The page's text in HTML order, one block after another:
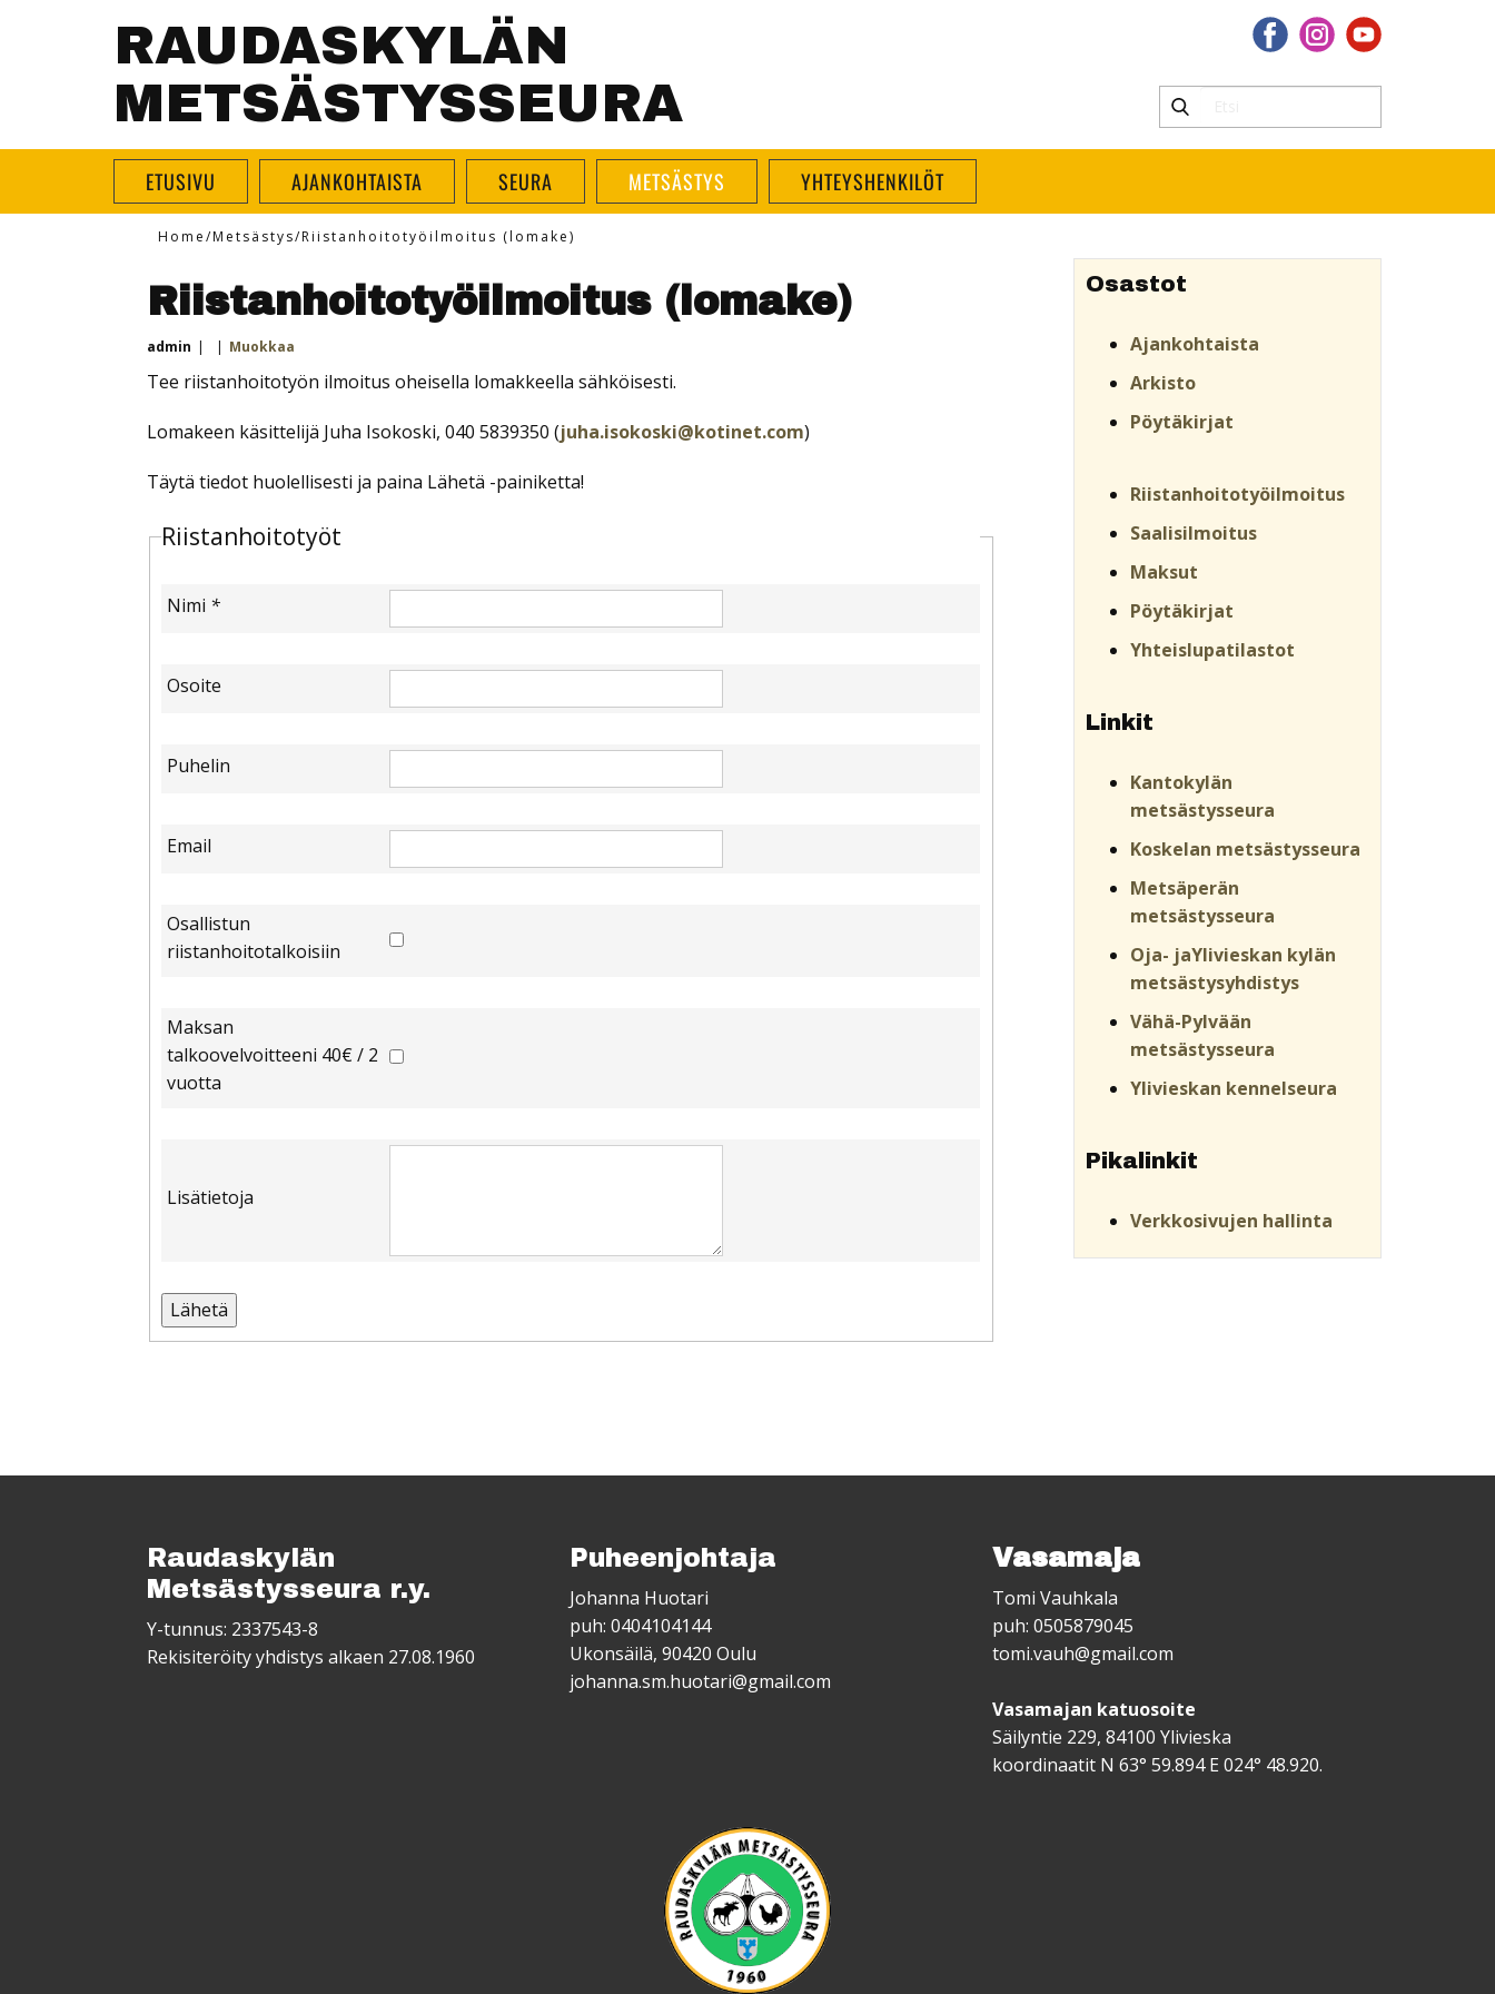
RAUDASKYLÄN
METSÄSTYSSEURA
ETUSIVU AJANKOHTAISTA SEURA METSÄSTYS YHTEYSHENKILÖT
Home/Metsästys/Riistanhoitotyöilmoitus (lomake)
Riistanhoitotyöilmoitus (lomake)
admin Muokkaa
Tee riistanhoitotyön ilmoitus oheisella lomakkeella sähköisesti.
Lomakeen käsittelijä Juha Isokoski, 040 5839350 (juha.isokoski@kotinet.com)
Täytä tiedot huolellisesti ja paina Lähetä -painiketta!
Riistanhoitotyöt
Nimi *
Osoite
Puhelin
Email
Osallistun
riistanhoitotalkoisiin
Maksan
talkoovelvoitteeni 40€ / 2
vuotta
Lisätietoja
Osastot
Ajankohtaista
Arkisto
Pöytäkirjat
Riistanhoitotyöilmoitus
Saalisilmoitus
Maksut
Pöytäkirjat
Yhteislupatilastot
Linkit
Kantokylän
metsästysseura
Koskelan metsästysseura
Metsäperän
metsästysseura
Oja- jaYlivieskan kylän
metsästysyhdistys
Vähä-Pylvään
metsästysseura
Ylivieskan kennelseura
Pikalinkit
Verkkosivujen hallinta
Raudaskylän
Metsästysseura r.y.
Y-tunnus: 2337543-8
Rekisiteröity yhdistys alkaen 27.08.1960
Puheenjohtaja
Johanna Huotari
puh: 0404104144
Ukonsäilä, 90420 Oulu
johanna.sm.huotari@gmail.com
Vasamaja
Tomi Vauhkala
puh: 0505879045
tomi.vauh@gmail.com
Vasamajan katuosoite
Säilyntie 229, 84100 Ylivieska
koordinaatit N 63° 59.894 E 024° 48.920.